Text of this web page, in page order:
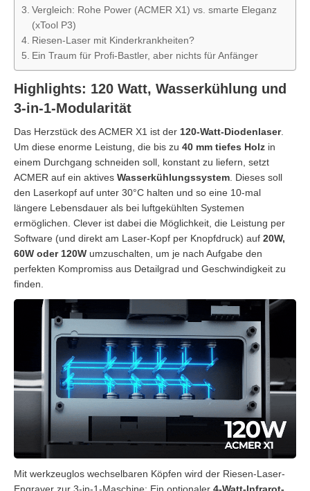
Vergleich: Rohe Power (ACMER X1) vs. smarte Eleganz
(xTool P3)
Riesen-Laser mit Kinderkrankheiten?
Ein Traum für Profi-Bastler, aber nichts für Anfänger
Highlights: 120 Watt, Wasserkühlung und
3-in-1-Modularität
Das Herzstück des ACMER X1 ist der 120-Watt-Diodenlaser.
Um diese enorme Leistung, die bis zu 40 mm tiefes Holz in
einem Durchgang schneiden soll, konstant zu liefern, setzt
ACMER auf ein aktives Wasserkühlungssystem . Dieses soll
den Laserkopf auf unter 30°C halten und so eine 10-mal
längere Lebensdauer als bei luftgekühlten Systemen
ermöglichen. Clever ist dabei die Möglichkeit, die Leistung per
Software (und direkt am Laser-Kopf per Knopfdruck) auf 20W,
60W oder 120W umzuschalten, um je nach Aufgabe den
perfekten Kompromiss aus Detailgrad und Geschwindigkeit zu
finden.
Mit werkzeuglos wechselbaren Köpfen wird der Riesen-Laser-
Engraver zur 3-in-1-Maschine: Ein optionaler 4-Watt-Infrarot-